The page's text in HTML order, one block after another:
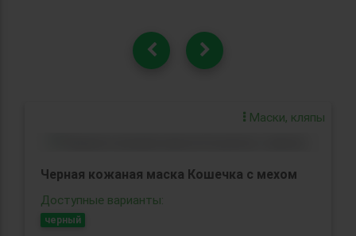
Кошечка с мехом
Большой